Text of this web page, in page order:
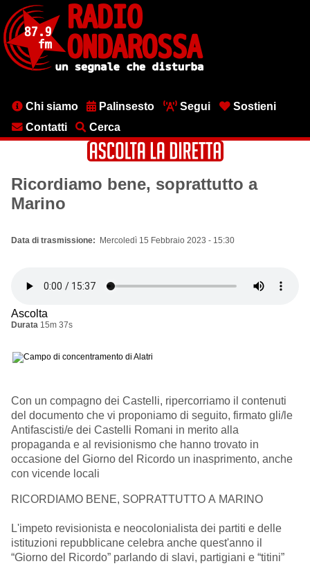
contenuto
principale
MenuChi siamo Palinsesto Segui
Sostieni
Contatti
Cerca
Ricordiamo bene, soprattutto a
Marino
Data di trasmissione Mercoledì 15 Febbraio 2023 - 15:30
Ascolta
Durata 15m 37s
Con un compagno dei Castelli, ripercorriamo il contenuti
del documento che vi proponiamo di seguito, firmato gli/le
Antifascisti/e dei Castelli Romani in merito alla
propaganda e al revisionismo che hanno trovato in
occasione del Giorno del Ricordo un inasprimento, anche
con vicende locali
RICORDIAMO BENE, SOPRATTUTTO A MARINO
L'impeto revisionista e neocolonialista dei partiti e delle
istituzioni repubblicane celebra anche quest'anno il
“Giorno del Ricordo” parlando di slavi, partigiani e “titini”